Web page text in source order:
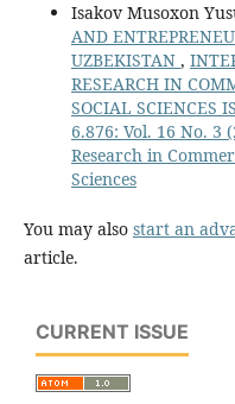
Isakov Musoxon
AND
UZBEKISTAN ,
RESEARCH IN
SOCIAL SCIENCES
6.876: Vol. 16 No.
Research in
Sciences
You may also start an
article.
CURRENT ISSUE